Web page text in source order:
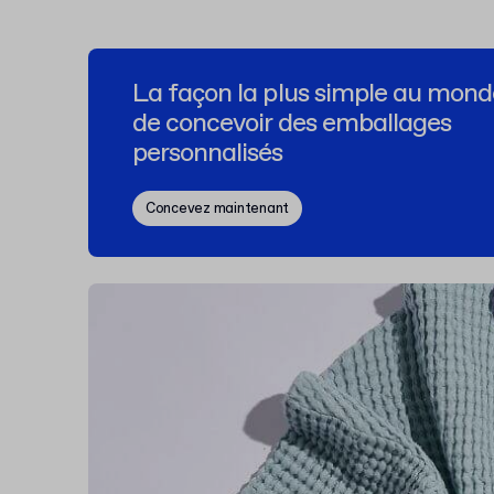
La façon la plus simple au
de concevoir des emballages
personnalisés
Concevez maintenant